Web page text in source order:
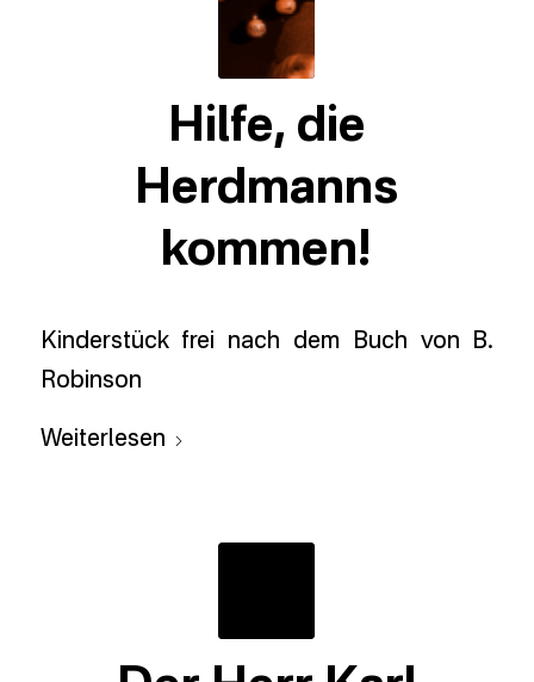
Hilfe, die
Herdmanns
kommen!
Kinderstück frei nach dem Buch von B.
Robinson
Weiterlesen